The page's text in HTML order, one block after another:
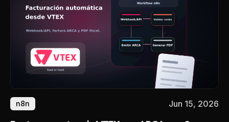
n8n Jun 15, 2026